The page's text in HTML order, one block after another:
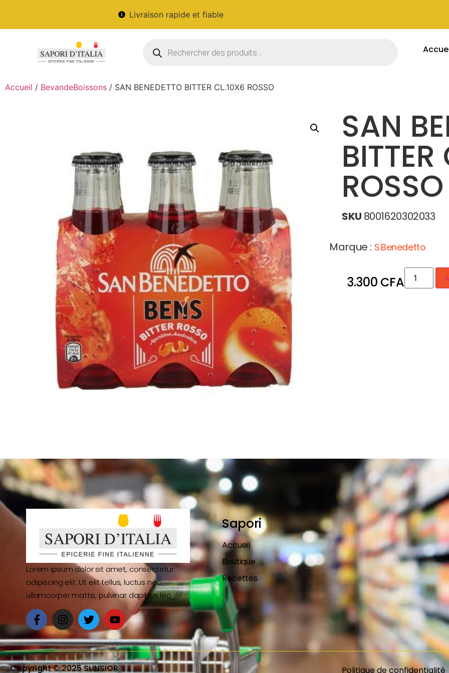
Livraison rapide et fiable
Accueil / BevandeBoissons / SAN BENEDETTO BITTER CL.10X6 ROSSO
SAN
ROSSO
SKU 8001620302033
Marque : S.Benedetto
3.300 CFA
Lorem ipsum dolor sit amet, consectetur
adipiscing elit. Ut elit tellus, luctus nec
ullamcorper mattis, pulvinar dapibus leo.
Sapori
Accueil
Boutique
Recettes
Copyright © 2025 SUNSIOR Politique de confidentialité